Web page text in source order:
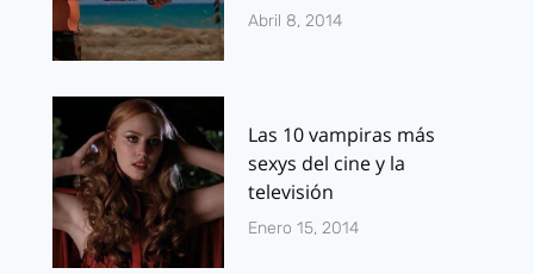
Abril 8, 2014
Las 10 vampiras más
sexys del cine y la
televisión
Enero 15, 2014